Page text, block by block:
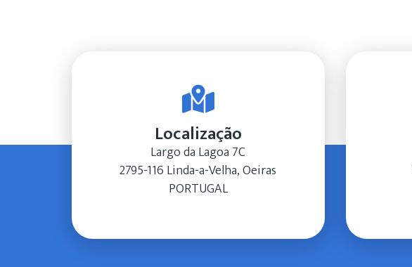
Localização
Largo da Lagoa 7C
2795-116 Linda-a-Velha, Oeiras
PORTUGAL